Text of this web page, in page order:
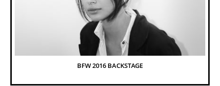
BFW 2016 BACKSTAGE